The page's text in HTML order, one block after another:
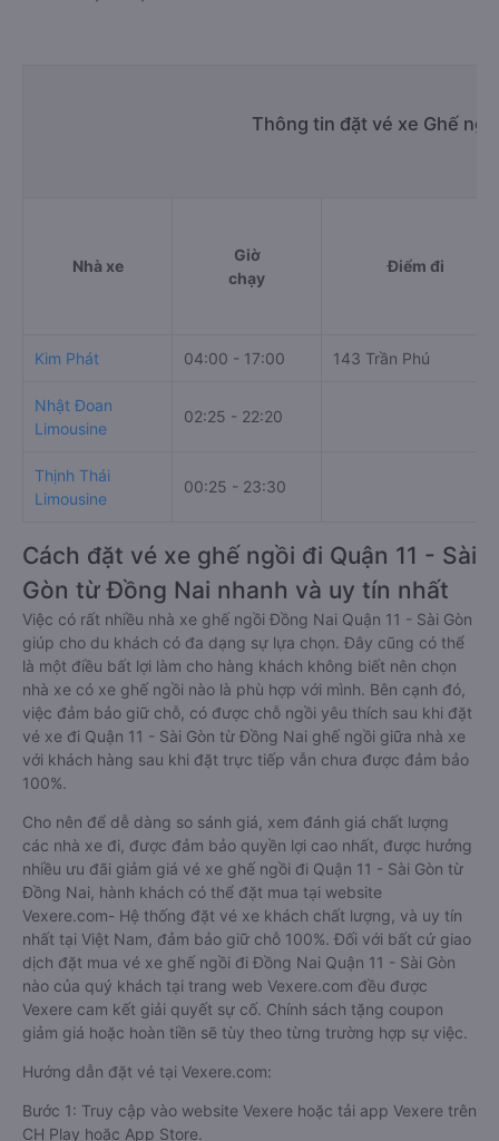
Thông tin đặt vé xe Ghế
Nhà xe
Giờ
chạy
Điểm đi
Kim Phát 04:00 - 17:00 143 Trần Phú
Nhật Đoan
Limousine
02:25 - 22:20
Thịnh Thái
Limousine
00:25 - 23:30
Cách đặt vé xe ghế ngồi đi Quận 11 - Sài
Gòn từ Đồng Nai nhanh và uy tín nhất
Việc có rất nhiều nhà xe ghế ngồi Đồng Nai Quận 11 - Sài Gòn
giúp cho du khách có đa dạng sự lựa chọn. Đây cũng có thể
là một điều bất lợi làm cho hàng khách không biết nên chọn
nhà xe có xe ghế ngồi nào là phù hợp với mình. Bên cạnh đó,
việc đảm bảo giữ chỗ, có được chỗ ngồi yêu thích sau khi đặt
vé xe đi Quận 11 - Sài Gòn từ Đồng Nai ghế ngồi giữa nhà xe
với khách hàng sau khi đặt trực tiếp vẫn chưa được đảm bảo
100%.
Cho nên để dễ dàng so sánh giá, xem đánh giá chất lượng
các nhà xe đi, được đảm bảo quyền lợi cao nhất, được hưởng
nhiều ưu đãi giảm giá vé xe ghế ngồi đi Quận 11 - Sài Gòn từ
Đồng Nai, hành khách có thể đặt mua tại website
Vexere.com- Hệ thống đặt vé xe khách chất lượng, và uy tín
nhất tại Việt Nam, đảm bảo giữ chỗ 100%. Đối với bất cứ giao
dịch đặt mua vé xe ghế ngồi đi Đồng Nai Quận 11 - Sài Gòn
nào của quý khách tại trang web Vexere.com đều được
Vexere cam kết giải quyết sự cố. Chính sách tặng coupon
giảm giá hoặc hoàn tiền sẽ tùy theo từng trường hợp sự việc.
Hướng dẫn đặt vé tại Vexere.com:
Bước 1: Truy cập vào website Vexere hoặc tải app Vexere trên
CH Play hoặc App Store.